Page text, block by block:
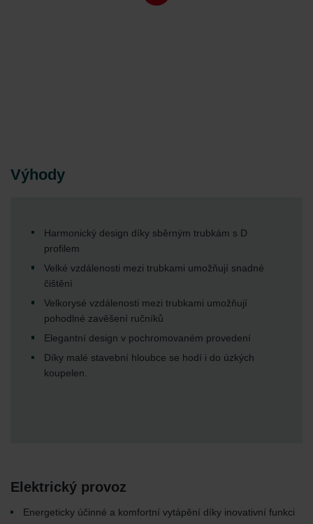
Výhody
Harmonický design díky sběrným trubkám s D
profilem
Velké vzdálenosti mezi trubkami umožňují snadné
čištění
Velkorysé vzdálenosti mezi trubkami umožňují
pohodlné zavěšení ručníků
Elegantní design v pochromovaném provedení
Díky malé stavební hloubce se hodí i do úzkých
koupelen.
Elektrický provoz
Energeticky účinné a komfortní vytápění díky inovativní funkci